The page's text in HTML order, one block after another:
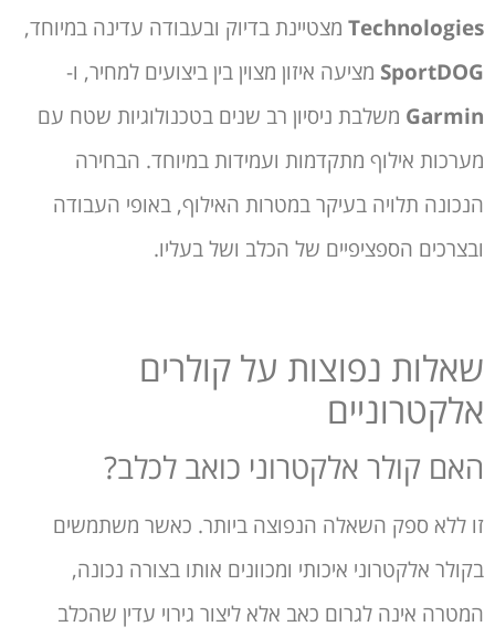
Technologiesמצטיינת בדיוק ובעבודה עדינה במיוחד,
SportDOGמציעה איזון מצוין בין ביצועים למחיר, ו-
Garminמשלבת ניסיון רב שנים בטכנולוגיות שטח עם
מערכות אילוף מתקדמות ועמידות במיוחד. הבחירה
הנכונה תלויה בעיקר במטרות האילוף, באופי העבודה
ובצרכים הספציפיים של הכלב ושל בעליו.
שאלות נפוצות על קולרים
אלקטרוניים
האם קולר אלקטרוני כואב לכלב?
זו ללא ספק השאלה הנפוצה ביותר. כאשר משתמשים
בקולר אלקטרוני איכותי ומכוונים אותו בצורה נכונה,
המטרה אינה לגרום כאב אלא ליצור גירוי עדין שהכלב